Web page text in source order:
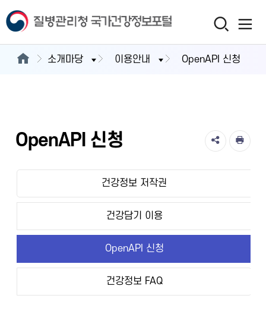
소개마당 이용안내 OpenAPI 신청
OpenAPI 신청
건강정보 저작권
건강담기 이용
OpenAPI 신청
건강정보 FAQ